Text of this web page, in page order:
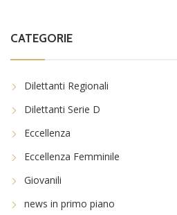
CATEGORIE
Dilettanti Regionali
Dilettanti Serie D
Eccellenza
Eccellenza Femminile
Giovanili
news in primo piano